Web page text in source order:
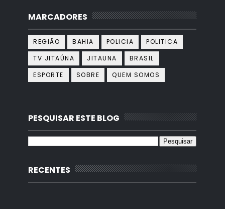
MARCADORES
REGIÃO BAHIA POLICIA
POLITICA
TV JITAÚNA
JITAUNA
BRASIL
ESPORTE
SOBRE QUEM SOMOS
PESQUISAR ESTE BLOG
RECENTES